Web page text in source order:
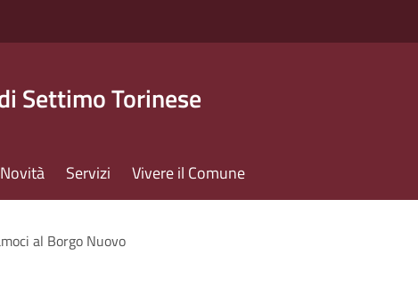
Settimo Torinese
Novità Servizi Vivere il Comune
al Borgo Nuovo